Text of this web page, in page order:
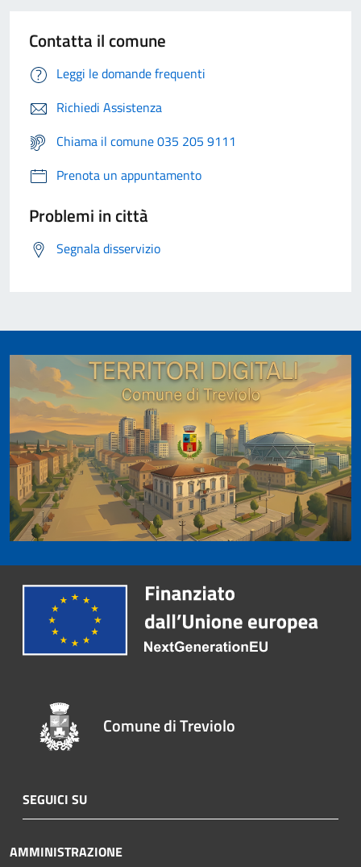
Contatta il comune
Leggi le domande frequenti
Richiedi Assistenza
Chiama il comune 035 205 9111
Prenota un appuntamento
Problemi in città
Segnala disservizio
Comune di Treviolo
SEGUICI SU
AMMINISTRAZIONE